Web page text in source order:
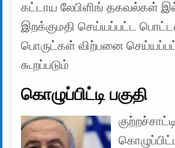
கட்டாய லேபிளிங் தகவல்கள்
இறக்குமதி செய்யப்பட்ட
பொருட்கள் விற்பனை
கூறப்படும்
கொழுப்பிட்டி பகுதி